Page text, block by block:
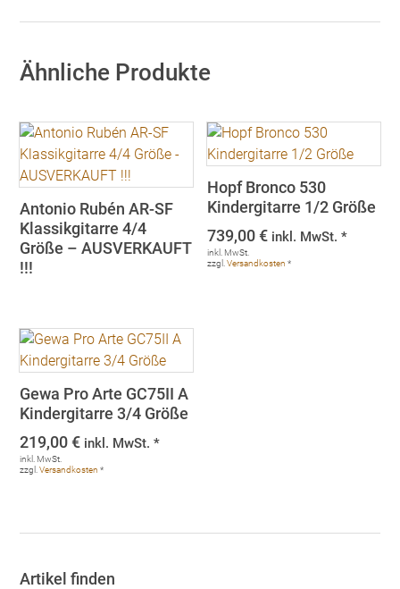
Ähnliche Produkte
Antonio Rubén AR-SF
Klassikgitarre 4/4
Größe – AUSVERKAUFT
!!!
Hopf Bronco 530
Kindergitarre 1/2 Größe
739,00€ inkl. MwSt. *
inkl. MwSt.
zzgl.Versandkosten *
Gewa Pro Arte GC75II A
Kindergitarre 3/4 Größe
219,00€ inkl. MwSt. *
inkl. MwSt.
zzgl.Versandkosten *
Artikel finden